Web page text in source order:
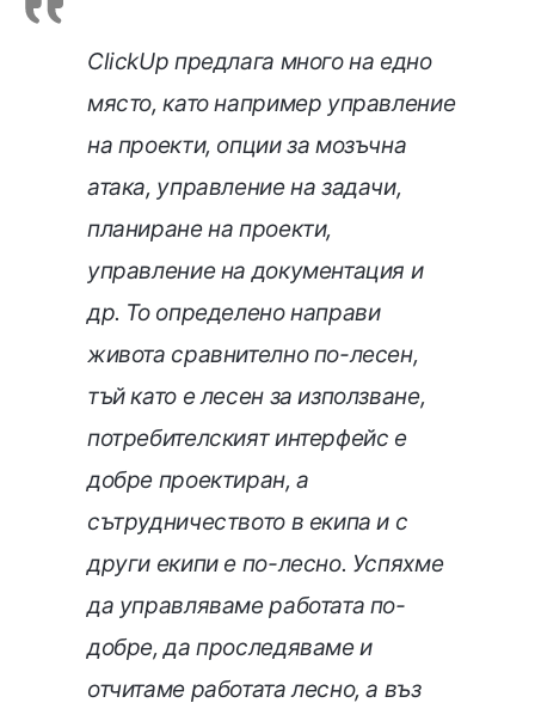
ClickUp предлага много на едно
място, като например управление
на проекти, опции за мозъчна
атака, управление на задачи,
планиране на проекти,
управление на документация и
др. То определено направи
живота сравнително по-лесен,
тъй като е лесен за използване,
потребителският интерфейс е
добре проектиран, а
сътрудничеството в екипа и с
други екипи е по-лесно. Успяхме
да управляваме работата по-
добре, да проследяваме и
отчитаме работата лесно, а въз